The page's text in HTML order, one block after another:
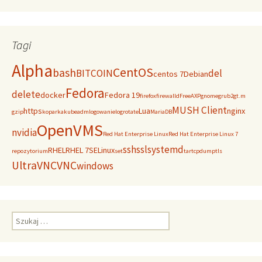
Tagi
AlphabashBITCOINCentOScentos 7Debiandel
deletedockerFedoraFedora 19firefoxfirewalldFreeAXPgnomegrub2gt.m
gziphttpskoparkakubeadmlogowanielogrotateLuaMariaDBMUSH Clientnginx
nvidiaOpenVMSRed Hat Enterprise LinuxRed Hat Enterprise Linux 7
repozytoriumRHELRHEL 7SELinuxsetsshsslsystemdtartcpdumptls
UltraVNCVNCwindows
Szukaj: